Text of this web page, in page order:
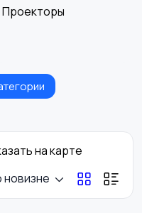
Проекторы
Домашние
Музыкальные центры
на карте
новизне